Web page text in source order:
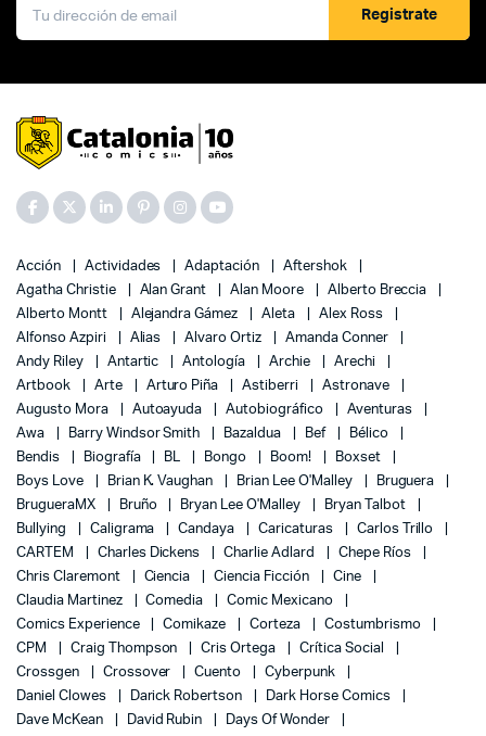
Registrate
Acción Actividades Adaptación
Aftershok
Agatha Christie
Alan Grant Alan Moore
Alberto Breccia
Alberto Montt
Alejandra Gámez Aleta
Alex Ross
Alfonso Azpiri
Alias Alvaro Ortiz
Amanda Conner
Andy Riley
Antartic Antología Archie
Arechi
Artbook
Arte Arturo Piña Astiberri
Astronave
Augusto Mora
Autoayuda Autobiográfico
Aventuras
Awa
Barry Windsor Smith Bazaldua Bef
Bélico
Bendis
Biografía BL Bongo Boom!
Boxset
Boys Love
Brian K. Vaughan Brian Lee O'Malley
Bruguera
BrugueraMX
Bruño Bryan Lee O'Malley
Bryan Talbot
Bullying
Caligrama Candaya Caricaturas
Carlos Trillo
CARTEM
Charles Dickens Charlie Adlard
Chepe Ríos
Chris Claremont
Ciencia Ciencia Ficción
Cine
Claudia Martinez
Comedia
Comic Mexicano
Comics Experience
Comikaze Corteza
Costumbrismo
CPM
Craig Thompson Cris Ortega
Crítica Social
Crossgen
Crossover Cuento
Cyberpunk
Daniel Clowes
Darick Robertson
Dark Horse Comics
Dave McKean
David Rubin
Days Of Wonder